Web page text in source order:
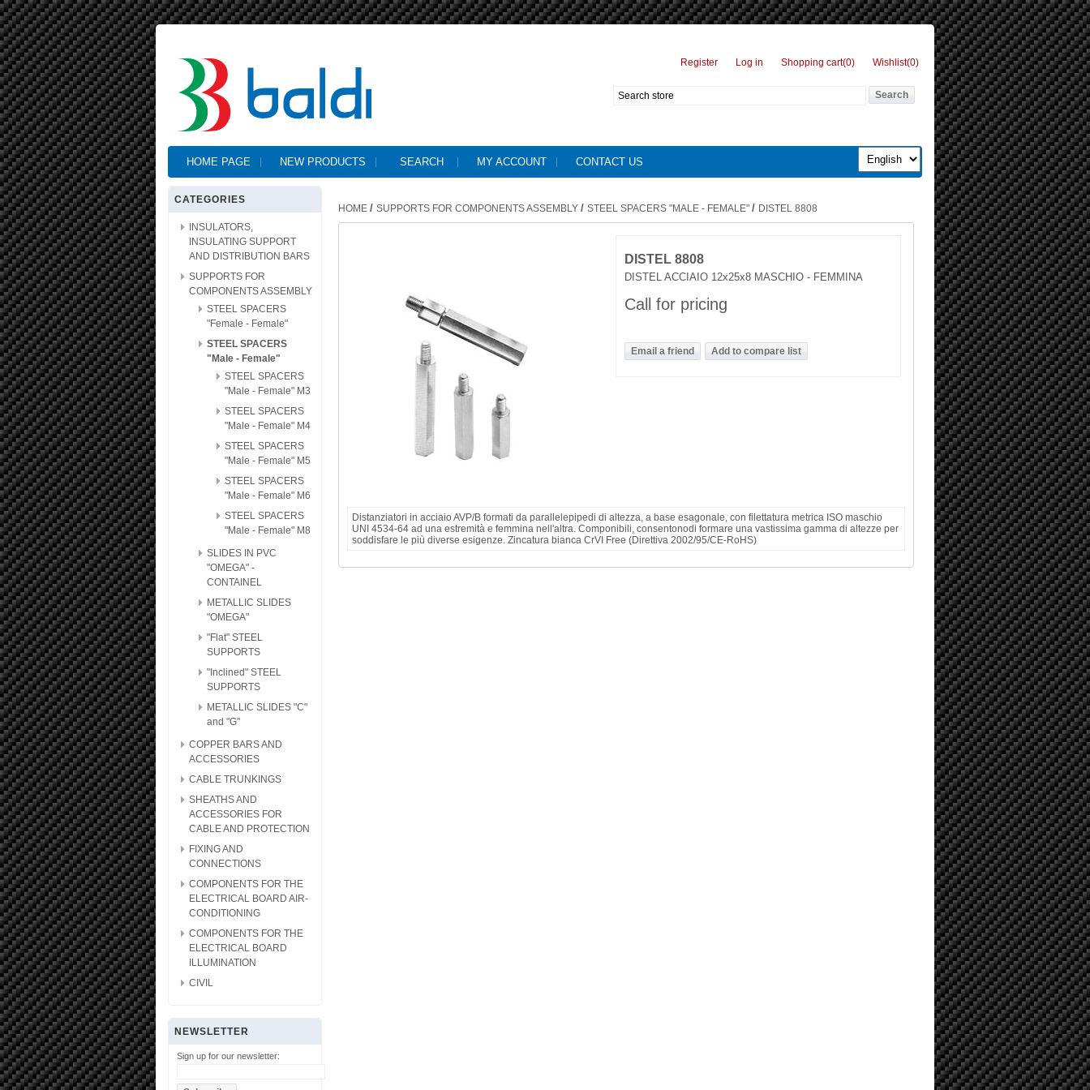
Register Log in Shopping cart(0) Wishlist(0)
HOME PAGE NEW PRODUCTS SEARCH MY ACCOUNT CONTACT US
CATEGORIES
INSULATORS,
INSULATING SUPPORT
AND DISTRIBUTION BARS
SUPPORTS FOR
COMPONENTS ASSEMBLY
STEEL SPACERS
"Female - Female"
STEEL SPACERS
"Male - Female"
STEEL SPACERS
"Male - Female" M3
STEEL SPACERS
"Male - Female" M4
STEEL SPACERS
"Male - Female" M5
STEEL SPACERS
"Male - Female" M6
STEEL SPACERS
"Male - Female" M8
SLIDES IN PVC
"OMEGA" -
CONTAINEL
METALLIC SLIDES
"OMEGA"
"Flat" STEEL
SUPPORTS
"Inclined" STEEL
SUPPORTS
METALLIC SLIDES "C"
and "G"
COPPER BARS AND
ACCESSORIES
CABLE TRUNKINGS
SHEATHS AND
ACCESSORIES FOR
CABLE AND PROTECTION
FIXING AND
CONNECTIONS
COMPONENTS FOR THE
ELECTRICAL BOARD AIR-
CONDITIONING
COMPONENTS FOR THE
ELECTRICAL BOARD
ILLUMINATION
CIVIL
NEWSLETTER
Sign up for our newsletter:
HOME / SUPPORTS FOR COMPONENTS ASSEMBLY / STEEL SPACERS "MALE - FEMALE" / DISTEL 8808
DISTEL 8808
DISTEL ACCIAIO 12x25x8 MASCHIO - FEMMINA
Call for pricing
Distanziatori in acciaio AVP/B formati da parallelepipedi di altezza, a base esagonale, con filettatura metrica ISO maschio
UNI 4534-64 ad una estremità e femmina nell'altra. Componibili, consentonodi formare una vastissima gamma di altezze per
soddisfare le più diverse esigenze. Zincatura bianca CrVI Free (Direttiva 2002/95/CE-RoHS)